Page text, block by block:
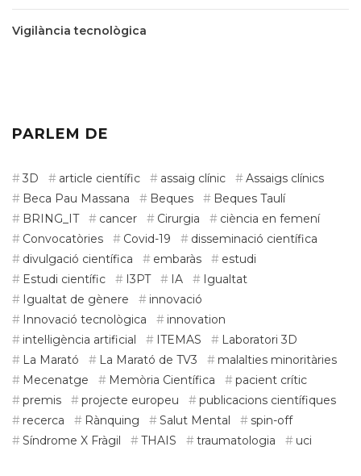
Vigilància tecnològica
PARLEM DE
3D article científic assaig clínic
Assaigs clínics
Beca Pau Massana
Beques
Beques Taulí
BRING_IT
cancer Cirurgia
ciència en femení
Convocatòries
Covid-19
disseminació científica
divulgació científica
embaràs
estudi
Estudi científic
I3PT IA
Igualtat
Igualtat de gènere
innovació
Innovació tecnològica
innovation
intel·ligència artificial
ITEMAS
Laboratori 3D
La Marató
La Marató de TV3
malalties minoritàries
Mecenatge
Memòria Científica
pacient crític
premis
projecte europeu
publicacions científiques
recerca
Rànquing Salut Mental
spin-off
Síndrome X Fràgil
THAIS traumatologia uci